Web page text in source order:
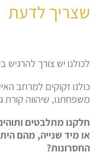
שצריך לדעת
לכולנו יש צורך להרגיש
כולנו זקוקים למרחב
משפחתנו, שיהווה קורת
חלקנו מתלבטים
או מיד שנייה, מהם
החסרונות?